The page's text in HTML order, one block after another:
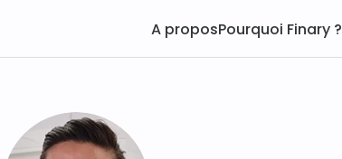
A proposPourquoi Finary ?